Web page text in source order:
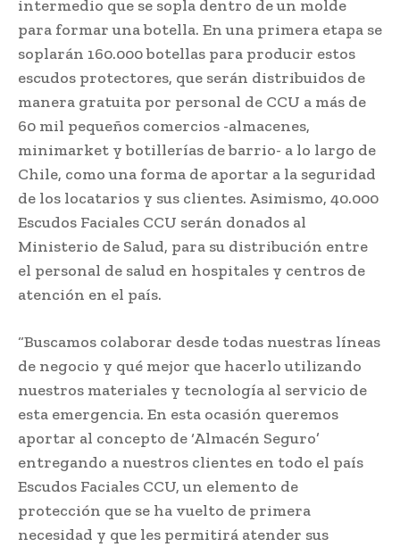
intermedio que se sopla dentro de un molde
para formar una botella. En una primera etapa se
soplarán 160.000 botellas para producir estos
escudos protectores, que serán distribuidos de
manera gratuita por personal de CCU a más de
60 mil pequeños comercios -almacenes,
minimarket y botillerías de barrio- a lo largo de
Chile, como una forma de aportar a la seguridad
de los locatarios y sus clientes. Asimismo, 40.000
Escudos Faciales CCU serán donados al
Ministerio de Salud, para su distribución entre
el personal de salud en hospitales y centros de
atención en el país.
“Buscamos colaborar desde todas nuestras líneas
de negocio y qué mejor que hacerlo utilizando
nuestros materiales y tecnología al servicio de
esta emergencia. En esta ocasión queremos
aportar al concepto de ‘Almacén Seguro’
entregando a nuestros clientes en todo el país
Escudos Faciales CCU, un elemento de
protección que se ha vuelto de primera
necesidad y que les permitirá atender sus